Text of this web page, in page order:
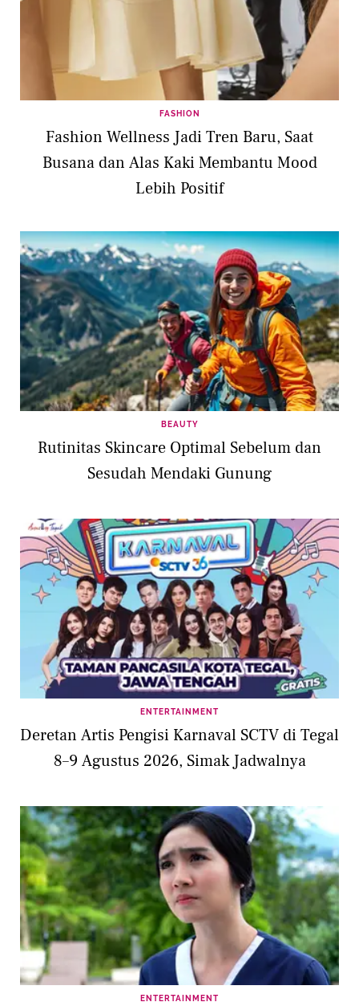
FASHION
Fashion Wellness Jadi Tren Baru, Saat
Busana dan Alas Kaki Membantu Mood
Lebih Positif
BEAUTY
Rutinitas Skincare Optimal Sebelum dan
Sesudah Mendaki Gunung
ENTERTAINMENT
Deretan Artis Pengisi Karnaval SCTV di Tegal
8–9 Agustus 2026, Simak Jadwalnya
ENTERTAINMENT